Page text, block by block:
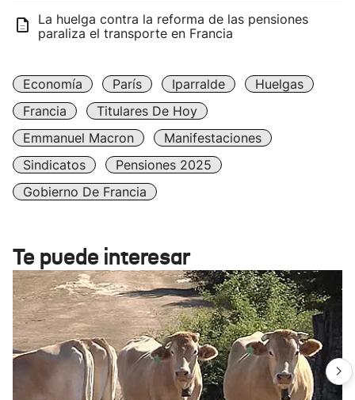
La huelga contra la reforma de las pensiones
paraliza el transporte en Francia
Economía París Iparralde
Huelgas
Francia
Titulares De Hoy
Emmanuel Macron
Manifestaciones
Sindicatos
Pensiones 2025
Gobierno De Francia
Te puede interesar